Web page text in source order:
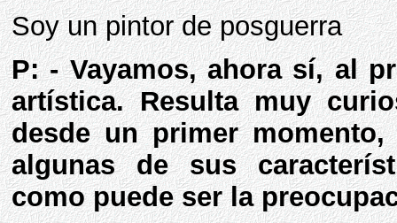
Soy un pintor de posguerra
P: - Vayamos, ahora sí, al
artística. Resulta muy
desde un primer
algunas de sus
como puede ser la